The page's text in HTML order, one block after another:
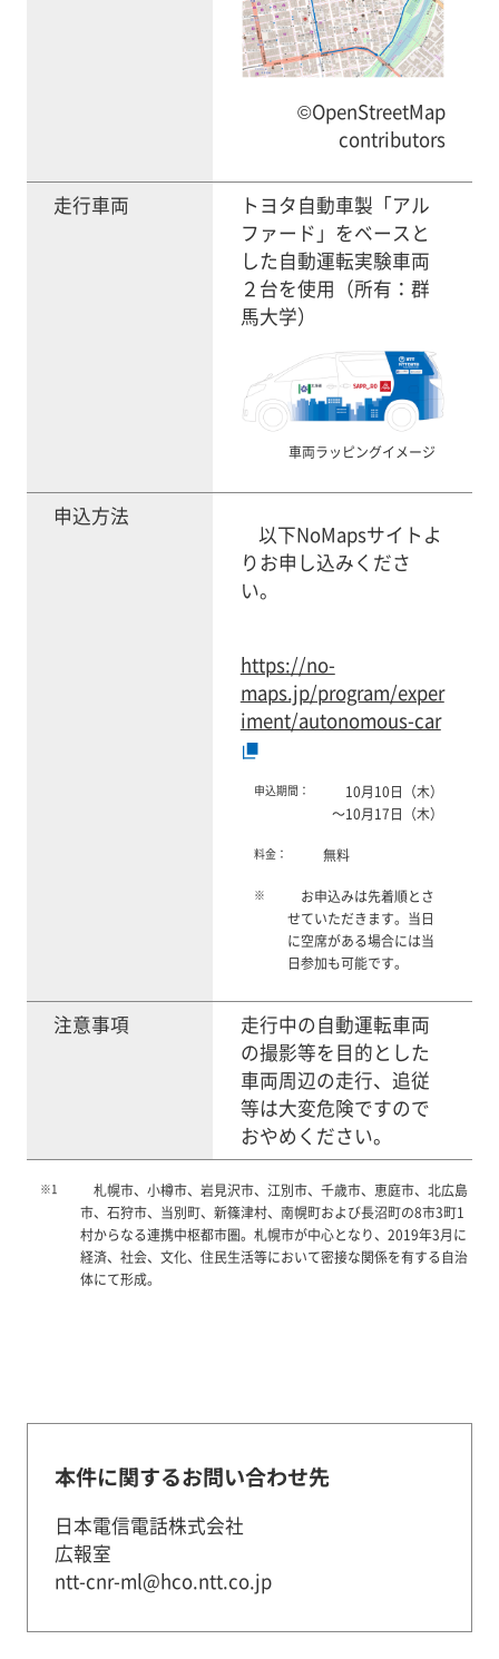
©OpenStreetMap
contributors
走行車両
トヨタ自動車製「アル
ファード」をベースと
した自動運転実験車両
２台を使用（所有：群
馬大学）
車両ラッピングイメージ
申込方法
以下NoMapsサイトよ
りお申し込みくださ
い。
https://no-
maps.jp/program/exper
iment/autonomous-car
申込期間：
10月10日（木）
～10月17日（木）
料金： 無料
※
お申込みは先着順とさ
せていただきます。当日
に空席がある場合には当
日参加も可能です。
注意事項
走行中の自動運転車両
の撮影等を目的とした
車両周辺の走行、追従
等は大変危険ですので
おやめください。
※1
札幌市、小樽市、岩見沢市、江別市、千歳市、恵庭市、北広島
市、石狩市、当別町、新篠津村、南幌町および長沼町の8市3町1
村からなる連携中枢都市圏。札幌市が中心となり、2019年3月に
経済、社会、文化、住民生活等において密接な関係を有する自治
体にて形成。
本件に関するお問い合わせ先
日本電信電話株式会社
広報室
ntt-cnr-ml@hco.ntt.co.jp